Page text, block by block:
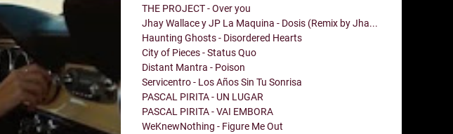
THE PROJECT - Over you
Jhay Wallace y JP La Maquina - Dosis (Remix by Jha...
Haunting Ghosts - Disordered Hearts
City of Pieces - Status Quo
Distant Mantra - Poison
Servicentro - Los Años Sin Tu Sonrisa
PASCAL PIRITA - UN LUGAR
PASCAL PIRITA - VAI EMBORA
WeKnewNothing - Figure Me Out